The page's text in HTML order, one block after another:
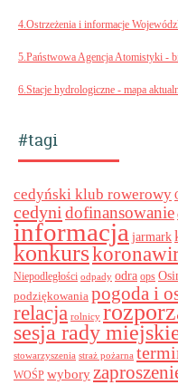
4.Ostrzeżenia i informacje
5.Państwowa Agencja Atomistyki -
6.Stacje hydrologiczne - mapa
#tagi
cedyński klub rowerowy
cedyni dofinansowanie
informacja jarmark
konkurs
Niepodległości odpady odra ops
podziękowania pogoda i
relacja rolnicy
sesja rady
stowarzyszenia straż pożarna
WOŚP wybory